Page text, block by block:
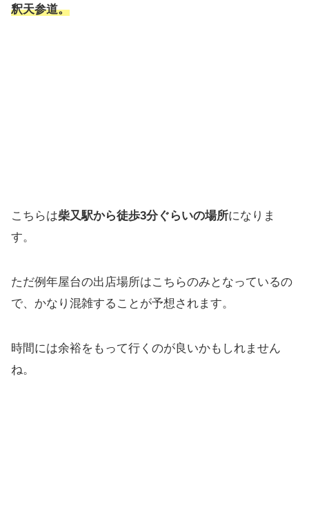
釈天参道。
こちらは柴又駅から徒歩3分ぐらいの場所になりま
す。
ただ例年屋台の出店場所はこちらのみとなっているの
で、かなり混雑することが予想されます。
時間には余裕をもって行くのが良いかもしれません
ね。